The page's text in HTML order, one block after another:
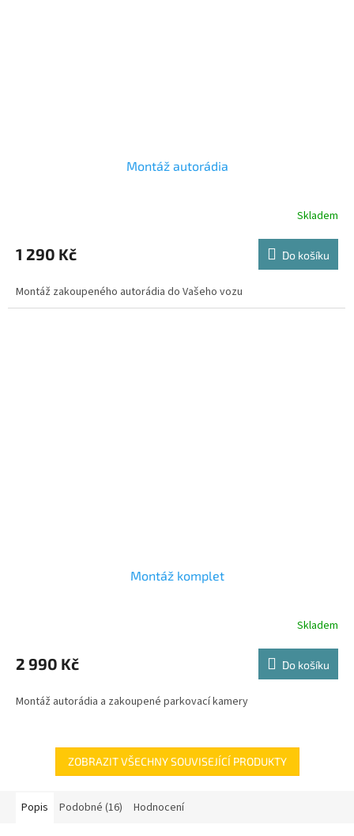
Montáž autorádia
produktu
je
z
5
Skladem
1 290 Kč Do košíku
Montáž zakoupeného autorádia do Vašeho vozu
Montáž komplet
produktu
je
z
Skladem
2 990 Kč Do košíku
Montáž autorádia a zakoupené parkovací kamery
ZOBRAZIT VŠECHNY SOUVISEJÍCÍ PRODUKTY
Popis Podobné (16) Hodnocení